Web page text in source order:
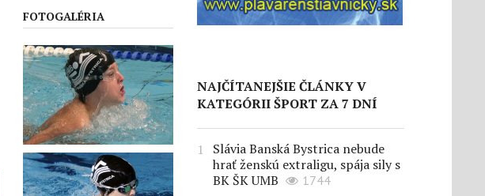
FOTOGALÉRIA
NAJČÍTANEJŠIE ČLÁNKY V
KATEGÓRII ŠPORT ZA 7 DNÍ
Slávia Banská Bystrica nebude
hrať ženskú extraligu, spája sily s
BK ŠK UMB
1744